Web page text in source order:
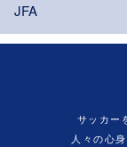
JFA
サッカー
人々の心